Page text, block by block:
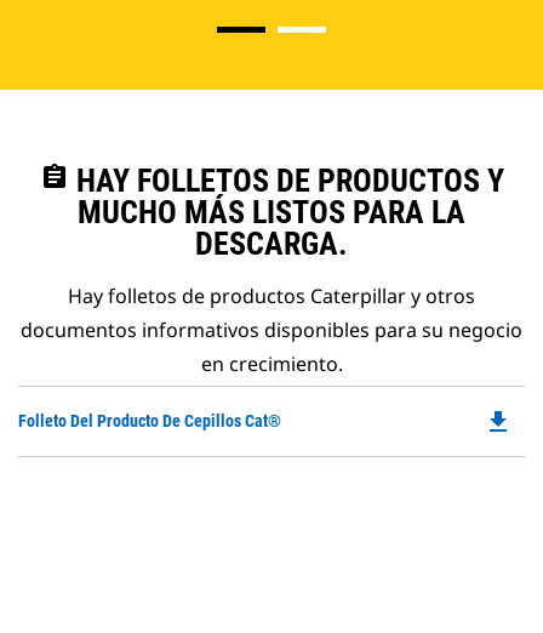
assignment HAY FOLLETOS DE PRODUCTOS Y
MUCHO MÁS LISTOS PARA LA
DESCARGA.
Hay folletos de productos Caterpillar y otros
documentos informativos disponibles para su negocio
en crecimiento.
Folleto Del Producto De Cepillos Cat® file_download